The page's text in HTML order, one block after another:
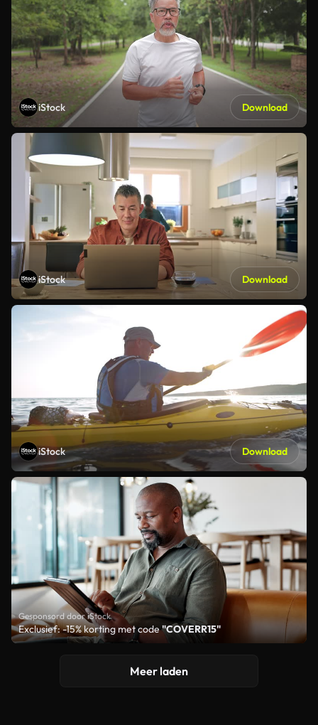
iStock Download
iStock Download
iStock Download
Gesponsord door iStock
Exclusief: -15% korting met code"COVERR15"
Meer laden